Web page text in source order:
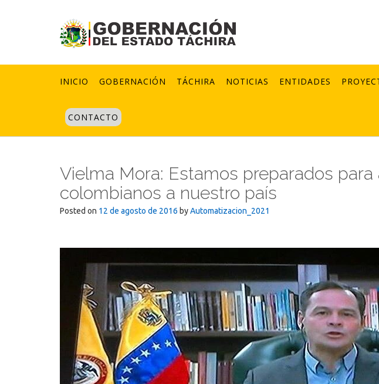
INICIO GOBERNACIÓN TÁCHIRA NOTICIAS ENTIDADES
CONTACTO
Vielma Mora: Estamos preparados
colombianos a nuestro país
Posted on 12 de agosto de 2016 byAutomatizacion_2021